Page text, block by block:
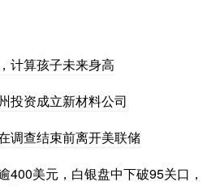
计算孩子未来身高
投资成立新材料公司
调查结束前离开美联储
400美元，白银盘中下破95关口，